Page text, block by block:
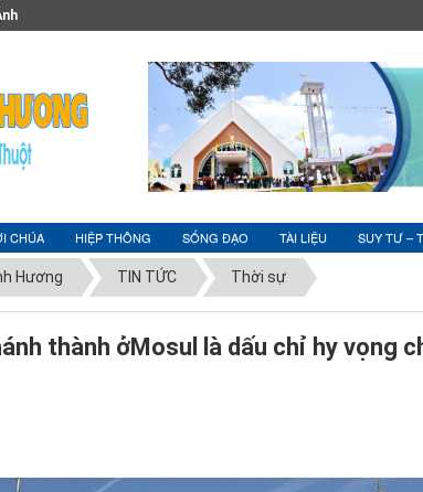
CHÚA HIỆP THÔNG SỐNG ĐẠO TÀI LIỆU SUY TƯ –
Hương TIN TỨC Thời sự
thành ởMosul là dấu chỉ hy vọng